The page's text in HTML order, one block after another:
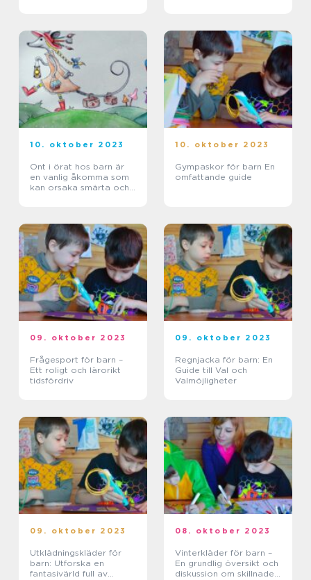
10. oktober 2023
Ont i örat hos barn är
en vanlig åkomma som
kan orsaka smärta och
10. oktober 2023
Gympaskor för barn En
omfattande guide
09. oktober 2023
Frågesport för barn –
Ett roligt och lärorikt
tidsfördriv
09. oktober 2023
Regnjacka för barn: En
Guide till Val och
Valmöjligheter
09. oktober 2023
Utklädningskläder för
barn: Utforska en
fantasivärld full av
08. oktober 2023
Vinterkläder för barn –
En grundlig översikt och
diskussion om skillnader